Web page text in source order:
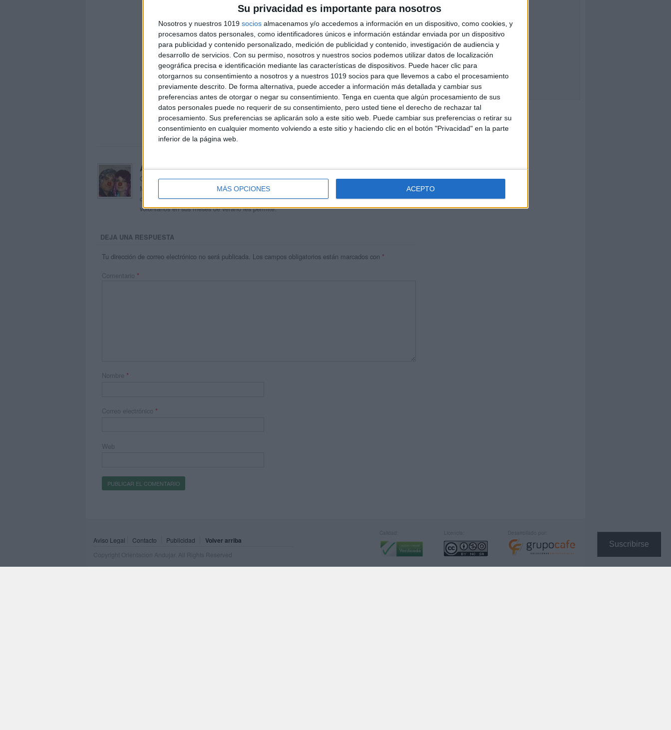
Su privacidad es importante para nosotros
Nosotros y nuestros 1019 socios almacenamos y/o accedemos a información en un dispositivo, como cookies, y
procesamos datos personales, como identificadores únicos e información estándar enviada por un dispositivo
para publicidad y contenido personalizado, medición de publicidad y contenido, investigación de audiencia y
desarrollo de servicios. Con su permiso, nosotros y nuestros socios podemos utilizar datos de localización
geográfica precisa e identificación mediante las características de dispositivos. Puede hacer clic para
otorgarnos su consentimiento a nosotros y a nuestros 1019 socios para que llevemos a cabo el procesamiento
previamente descrito. De forma alternativa, puede acceder a información más detallada y cambiar sus
preferencias antes de otorgar o negar su consentimiento. Tenga en cuenta que algún procesamiento de sus
datos personales puede no requerir de su consentimiento, pero usted tiene el derecho de rechazar tal
procesamiento. Sus preferencias se aplicarán solo a este sitio web. Puede cambiar sus preferencias o retirar su
consentimiento en cualquier momento volviendo a este sitio y haciendo clic en el botón "Privacidad" en la parte
inferior de la página web.
MÁS OPCIONES ACEPTO
Suscribirse
Acerca de orientacionandujar
Orientación Andújar no es solo un blog, es la apuesta personal de dos profesores Ginés y
Maribel, que además de ser pareja, son los encargados de los contenidos que encontramos
dentro del blog y en el cual, vuelcan la mayor parte del tiempo, que sus tareas como docentes, y
voluntarios en sus meses de verano les permite.
DEJA UNA RESPUESTA
Tu dirección de correo electrónico no será publicada. Los campos obligatorios están marcados con *
Comentario *
Nombre *
Correo electrónico *
Web
Aviso Legal Contacto Publicidad Volver arriba